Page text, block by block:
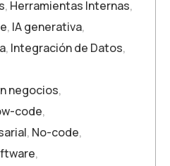
, Herramientas Internas,
, IA generativa,
, Integración de Datos,
negocios,
code,
, No-code,
,